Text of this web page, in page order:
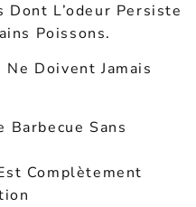
L’odeur Persiste
Poissons.
Doivent Jamais
Barbecue Sans
Complètement